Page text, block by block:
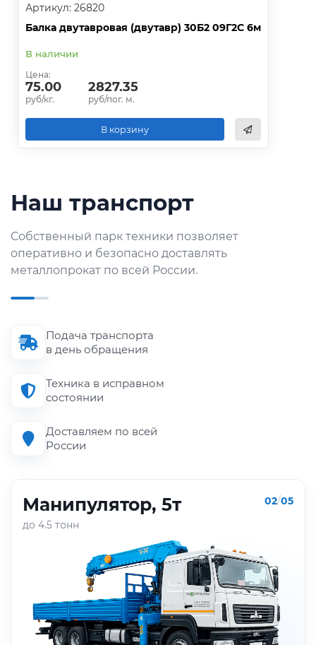
Артикул: 26820
Балка двутавровая (двутавр) 30Б2 09Г2С 6м
В наличии
Цена:
75.00
руб/кг.
2827.35
руб/пог. м.
В корзину
Наш транспорт
Собственный парк техники позволяет
оперативно и безопасно доставлять
металлопрокат по всей России.
Подача транспорта
в день обращения
Техника в исправном
состоянии
Доставляем по всей
России
Манипулятор, 5т
до 4.5 тонн
02/05